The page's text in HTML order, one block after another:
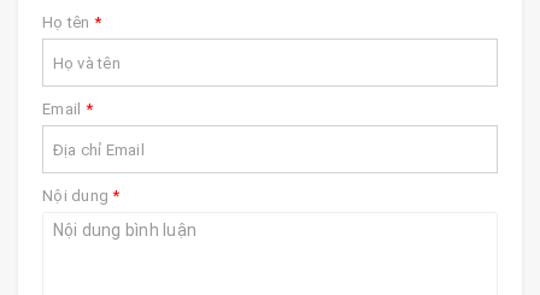
Họ tên *
Email *
Nội dung*